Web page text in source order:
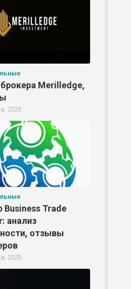
Merilledge,
2025
Business Trade
анализ
отзывы
2025